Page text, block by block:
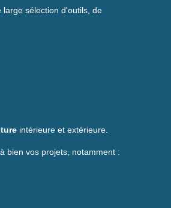
sélection d'outils, de
intérieure et extérieure.
bien vos projets, notamment :